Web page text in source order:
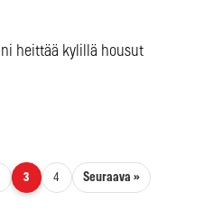
heittää kylillä housut
3 4 Seuraava »